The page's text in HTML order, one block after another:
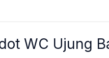
WC Ujung